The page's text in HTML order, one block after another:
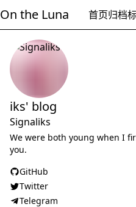
On the Luna 首页归档
iks' blog
Signaliks
We were both young when I
you.
GitHub
Twitter
Telegram